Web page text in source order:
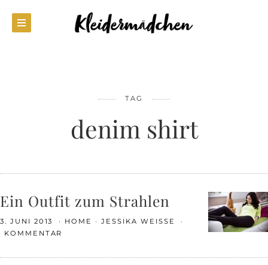
TAG
denim shirt
Ein Outfit zum Strahlen
3. JUNI 2013 HOME
JESSIKA WEISSE
KOMMENTAR